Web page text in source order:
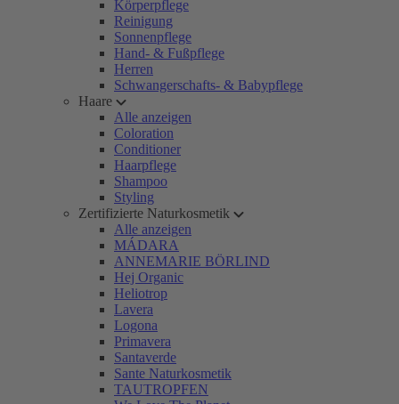
Körperpflege
Reinigung
Sonnenpflege
Hand- & Fußpflege
Herren
Schwangerschafts- & Babypflege
Haare
Alle anzeigen
Coloration
Conditioner
Haarpflege
Shampoo
Styling
Zertifizierte Naturkosmetik
Alle anzeigen
MÁDARA
ANNEMARIE BÖRLIND
Hej Organic
Heliotrop
Lavera
Logona
Primavera
Santaverde
Sante Naturkosmetik
TAUTROPFEN